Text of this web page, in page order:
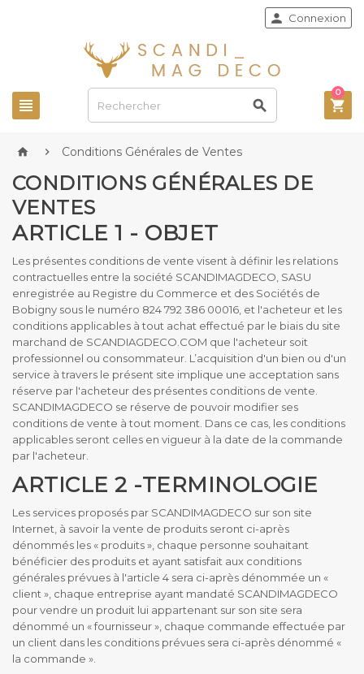
 
 Connexion

0
  Conditions Générales de Ventes
CONDITIONS GÉNÉRALES DE
VENTES
ARTICLE 1 - OBJET
Les présentes conditions de vente visent à définir les relations
contractuelles entre la société SCANDIMAGDECO, SASU
enregistrée au Registre du Commerce et des Sociétés de
Bobigny sous le numéro 824 792 386 00016, et l'acheteur et les
conditions applicables à tout achat effectué par le biais du site
marchand de SCANDIAGDECO.COM que l'acheteur soit
professionnel ou consommateur. L’acquisition d'un bien ou d'un
service à travers le présent site implique une acceptation sans
réserve par l'acheteur des présentes conditions de vente.
SCANDIMAGDECO se réserve de pouvoir modifier ses
conditions de vente à tout moment. Dans ce cas, les conditions
applicables seront celles en vigueur à la date de la commande
par l'acheteur.
ARTICLE 2 -TERMINOLOGIE
Les services proposés par SCANDIMAGDECO sur son site
Internet, à savoir la vente de produits seront ci-après
dénommés les « produits », chaque personne souhaitant
bénéficier des produits et ayant satisfait aux conditions
générales prévues à l'article 4 sera ci-après dénommée un «
client », chaque entreprise ayant mandaté SCANDIMAGDECO
pour vendre un produit lui appartenant sur son site sera
dénommé un « fournisseur », chaque commande effectuée par
un client dans les conditions prévues sera ci-après dénommé «
la commande ».